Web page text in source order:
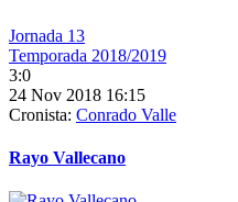
Jornada 13
Temporada 2018/2019
3:0
24 Nov 2018 16:15
Cronista: Conrado Valle
Rayo Vallecano